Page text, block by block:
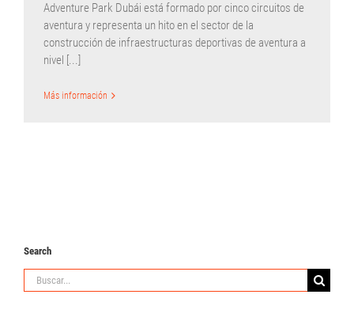
Adventure Park Dubái está formado por cinco circuitos de
aventura y representa un hito en el sector de la
construcción de infraestructuras deportivas de aventura a
nivel [...]
Más información
Search
Buscar: